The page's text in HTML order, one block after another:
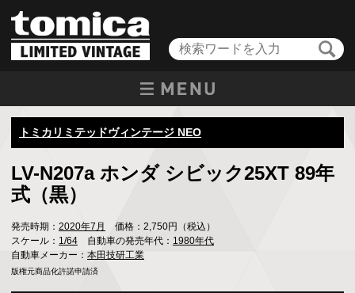
トミカリミテッドヴィンテージ NEO
LV-N207a ホンダ シビック25XT 89年
式（黒）
発売時期： 2020年7月
価格：2,750円（税込）
スケール： 1/64 自動車の発売年代： 1980年代
自動車メーカー： 本田技研工業
版権元商品化許諾申請済